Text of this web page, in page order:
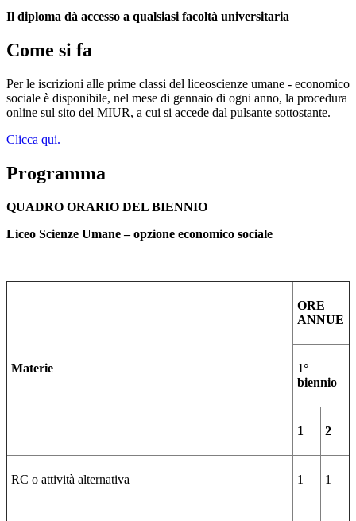
Il diploma dà accesso a qualsiasi facoltà universitaria
Come si fa
Per le iscrizioni alle prime classi del liceoscienze umane - economico
sociale è disponibile, nel mese di gennaio di ogni anno, la procedura
online sul sito del MIUR, a cui si accede dal pulsante sottostante.
Clicca qui.
Programma
QUADRO ORARIO DEL BIENNIO
Liceo Scienze Umane – opzione economico sociale
Materie
ORE
ANNUE
1°
biennio
1 2
RC o attività alternativa 1 1